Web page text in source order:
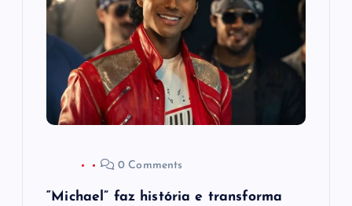
0 Comments
“Michael” faz história e transforma